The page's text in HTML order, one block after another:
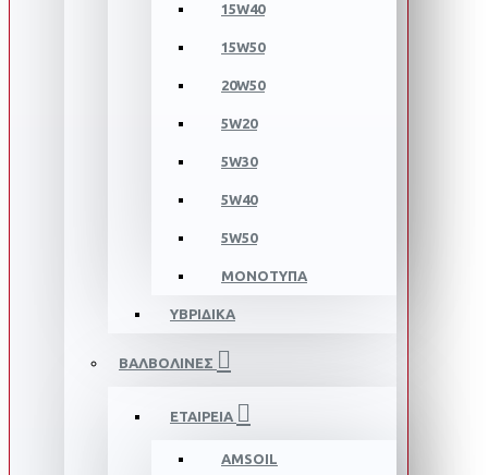
15W40
15W50
20W50
5W20
5W30
5W40
5W50
ΜΟΝΟΤΥΠΑ
ΥΒΡΙΔΙΚΑ
ΒΑΛΒΟΛΙΝΕΣ
ΕΤΑΙΡΕΙΑ
AMSOIL